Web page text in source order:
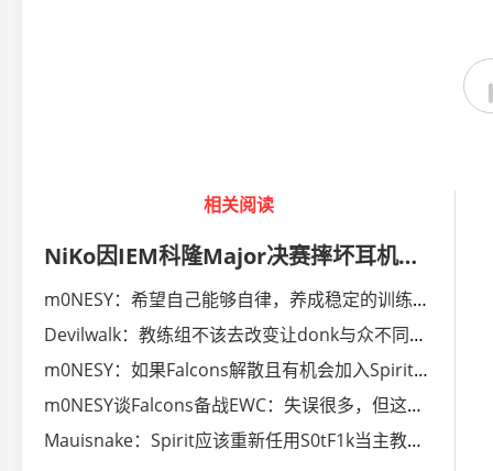
相关阅读
NiKo因IEM科隆Major决赛摔坏耳机遭到ESL罚款一千美元
m0NESY：希望自己能够自律，养成稳定的训练习惯
Devilwalk：教练组不该去改变让donk与众不同的东西
m0NESY：如果Falcons解散且有机会加入Spirit，我会去加盟的
m0NESY谈Falcons备战EWC：失误很多，但这不是坏事
Mauisnake：Spirit应该重新任用S0tF1k当主教练辅助donk